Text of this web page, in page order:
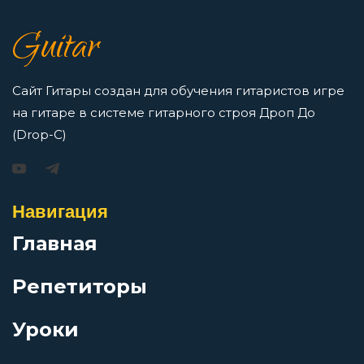
Деревенская
Джаз
Джедаи
До свидания
Добро пожаловать в ад
Просмотров: 16421 чел.
Перейти
гитары
Перейти
Просмотров: 10505 чел.
Guitar
Сайт Гитары создан для обучения гитаристов игре
на гитаре в системе гитарного строя Дроп До
(Drop-C)
Навигация
Главная
Репетиторы
Уроки